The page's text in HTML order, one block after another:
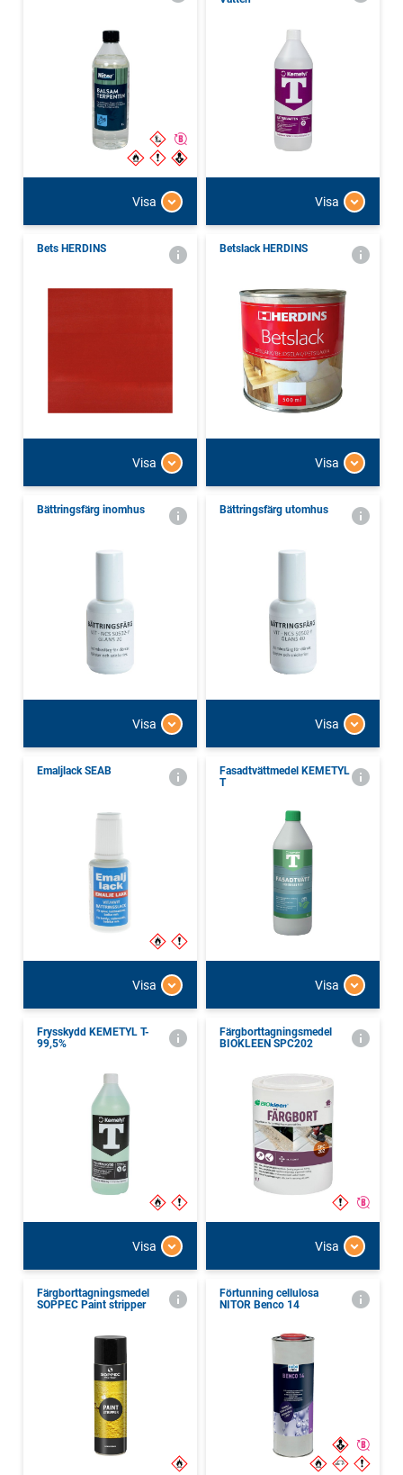
Visa Visa
Bets HERDINS
Visa
Betslack HERDINS
Visa
Bättringsfärg inomhus
Visa
Bättringsfärg utomhus
Visa
Emaljlack SEAB
Visa
Fasadtvättmedel KEMETYL
T
Visa
Frysskydd KEMETYL T-
99,5%
Visa
Färgborttagningsmedel
BIOKLEEN SPC202
Visa
Färgborttagningsmedel
SOPPEC Paint stripper
Förtunning cellulosa
NITOR Benco 14